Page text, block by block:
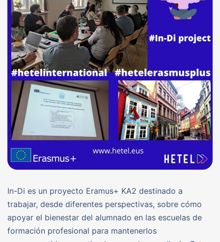
In-Di es un proyecto Eramus+ KA2 destinado a
trabajar, desde diferentes perspectivas, sobre cómo
apoyar el bienestar del alumnado en las escuelas de
formación profesional para mantenerlos